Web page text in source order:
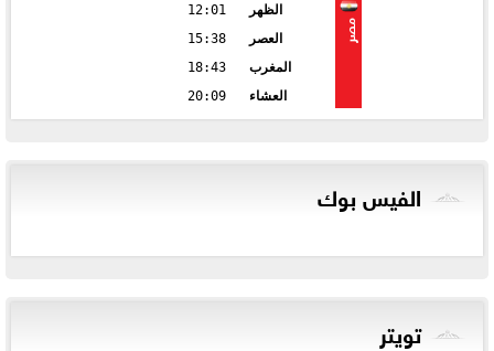
مصر
الظهر
12:01
العصر
15:38
المغرب
18:43
العشاء
20:09
الفيس بوك
تويتر